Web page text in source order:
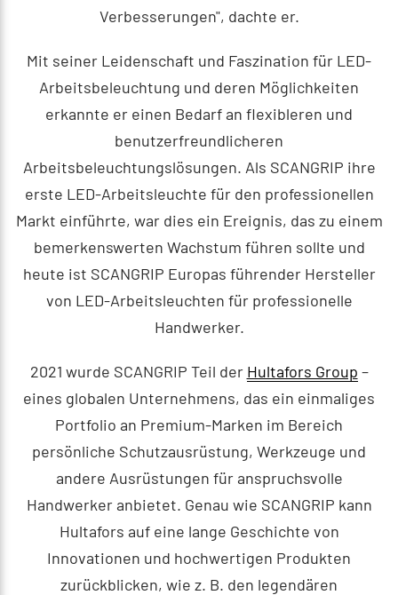
Verbesserungen", dachte er.
Mit seiner Leidenschaft und Faszination für LED-
Arbeitsbeleuchtung und deren Möglichkeiten
erkannte er einen Bedarf an flexibleren und
benutzerfreundlicheren
Arbeitsbeleuchtungslösungen. Als SCANGRIP ihre
erste LED-Arbeitsleuchte für den professionellen
Markt einführte, war dies ein Ereignis, das zu einem
bemerkenswerten Wachstum führen sollte und
heute ist SCANGRIP Europas führender Hersteller
von LED-Arbeitsleuchten für professionelle
Handwerker.
2021 wurde SCANGRIP Teil der Hultafors Group –
eines globalen Unternehmens, das ein einmaliges
Portfolio an Premium-Marken im Bereich
persönliche Schutzausrüstung, Werkzeuge und
andere Ausrüstungen für anspruchsvolle
Handwerker anbietet. Genau wie SCANGRIP kann
Hultafors auf eine lange Geschichte von
Innovationen und hochwertigen Produkten
zurückblicken, wie z. B. den legendären